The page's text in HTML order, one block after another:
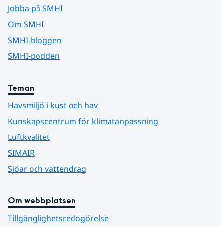
Jobba på SMHI
Om SMHI
SMHI-bloggen
SMHI-podden
Teman
Havsmiljö i kust och hav
Kunskapscentrum för klimatanpassning
Luftkvalitet
SIMAIR
Sjöar och vattendrag
Om webbplatsen
Tillgänglighetsredogörelse